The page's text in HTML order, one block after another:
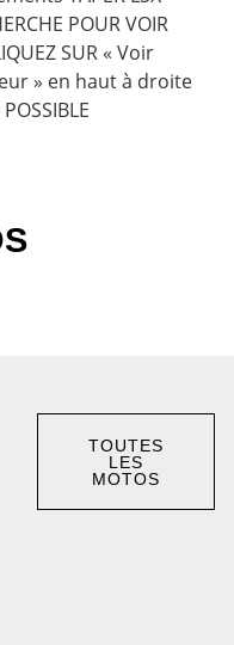
POUR VOIR
SUR « Voir
» en haut à droite
TOUTES
LES
MOTOS